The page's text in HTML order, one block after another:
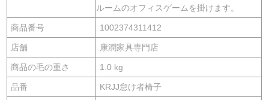
ルームのオフィスゲームを掛けます。
商品番号 1002374311412
店舗 康潤家具専門店
商品の毛の重さ 1.0 kg
品番 KRJJ怠け者椅子